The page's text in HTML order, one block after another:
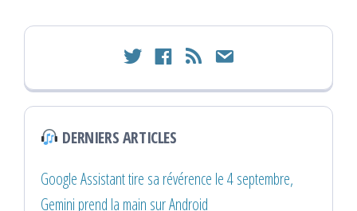
twitter facebook
rss email
DERNIERS ARTICLES
Google Assistant tire sa révérence le 4 septembre,
Gemini prend la main sur Android